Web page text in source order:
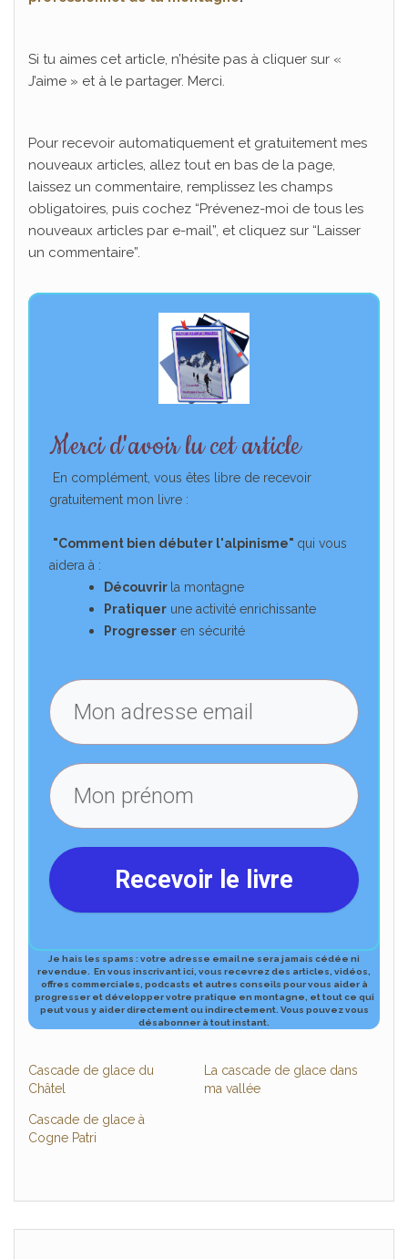
Si tu aimes cet article, n’hésite pas à cliquer sur «
J’aime » et à le partager. Merci.
Pour recevoir automatiquement et gratuitement mes
nouveaux articles, allez tout en bas de la page,
laissez un commentaire, remplissez les champs
obligatoires, puis cochez “Prévenez-moi de tous les
nouveaux articles par e-mail”, et cliquez sur “Laisser
un commentaire”.
Merci d'avoir lu cet article
En complément, vous êtes libre de recevoir
gratuitement mon livre :
"Comment bien débuter l'alpinisme" qui vous
aidera à :
Découvrir la montagne
Pratiquer une activité enrichissante
Progresser en sécurité
Recevoir le livre
Je hais les spams : votre adresse email ne sera jamais cédée ni
revendue.
En vous inscrivant ici, vous recevrez des articles, vidéos,
offres commerciales, podcasts et autres conseils pour vous aider à
progresser et développer votre pratique en montagne, et tout ce qui
peut vous y aider directement ou indirectement. Vous pouvez vous
désabonner à tout ​instant.
Cascade de glace du
Châtel
La cascade de glace dans
ma vallée
Cascade de glace à
Cogne Patri
Je hais les spams : votre adresse email ne sera jamais cédée ni revendue.
vous inscrivant ici, vous recevrez des articles, vidéos, offres commerciales,
podcasts et autres conseils pour vous aider à progresser et développer votre
pratique en montagne, et tout ce qui peut vous y aider directement ou
indirectement.​Vous pouvez vous désabonner à tout ​instant.